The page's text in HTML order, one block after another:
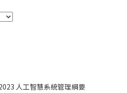
人工智慧系統管理綱要